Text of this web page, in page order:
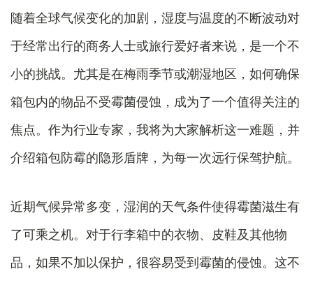
随着全球气候变化的加剧，湿度与温度的不断波动对
于经常出行的商务人士或旅行爱好者来说，是一个不
小的挑战。尤其是在梅雨季节或潮湿地区，如何确保
箱包内的物品不受霉菌侵蚀，成为了一个值得关注的
焦点。作为行业专家，我将为大家解析这一难题，并
介绍箱包防霉的隐形盾牌，为每一次远行保驾护航。
近期气候异常多变，湿润的天气条件使得霉菌滋生有
了可乘之机。对于行李箱中的衣物、皮鞋及其他物
品，如果不加以保护，很容易受到霉菌的侵蚀。这不